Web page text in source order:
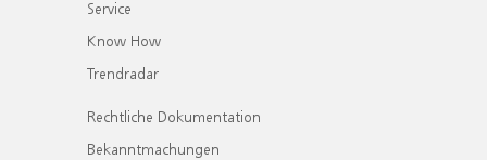
Service
Know How
Trendradar
Rechtliche Dokumentation
Bekanntmachungen